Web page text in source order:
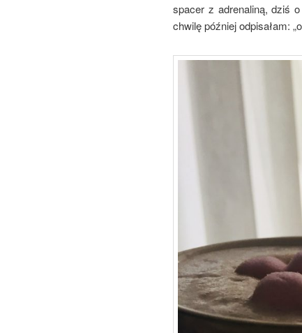
spacer z adrenaliną, dziś
chwilę później odpisałam: